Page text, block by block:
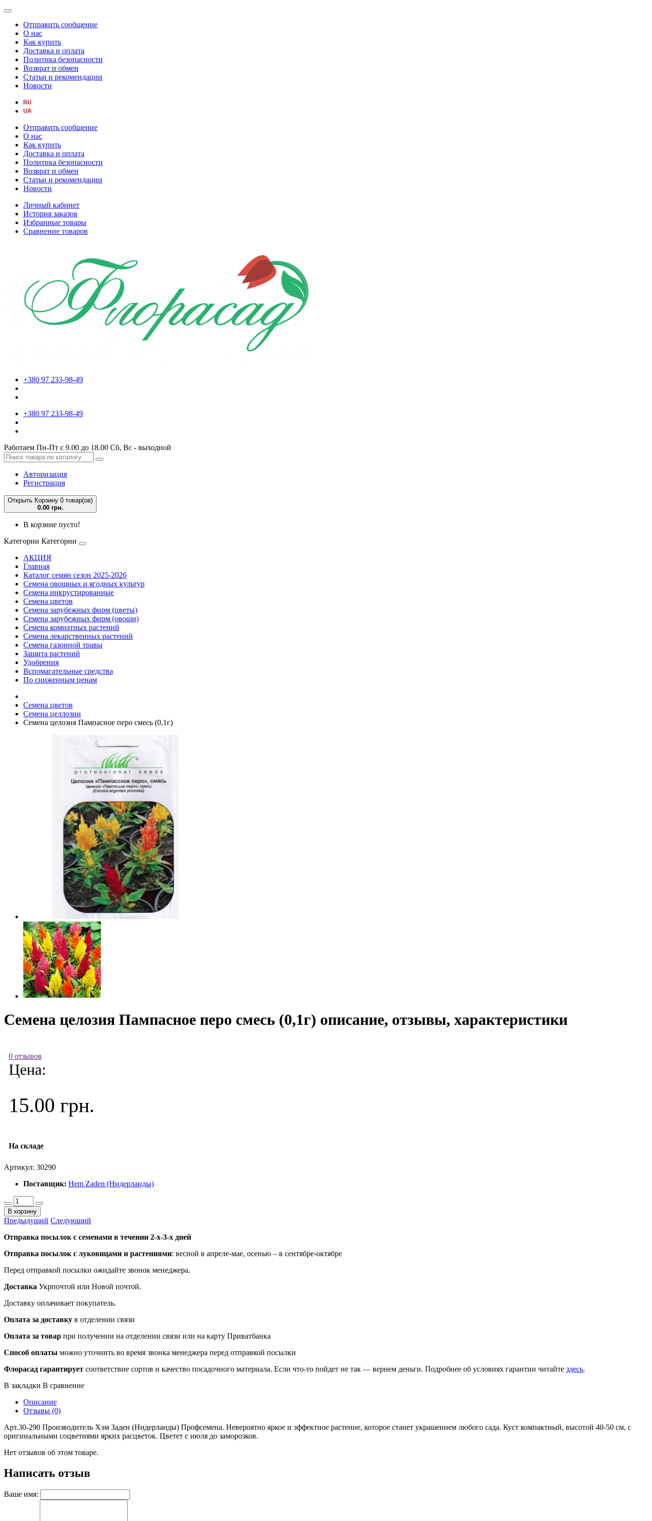
Отправить сообщение
О нас
Как купить
Доставка и оплата
Политика безопасности
Возврат и обмен
Статьи и рекомендации
Новости
Отправить сообщение
О нас
Как купить
Доставка и оплата
Политика безопасности
Возврат и обмен
Статьи и рекомендации
Новости
Личный кабинет
История заказов
Избранные товары
Сравнение товаров
+380 97 233-98-49
+380 97 233-98-49
Работаем Пн-Пт с 9.00 до 18.00 Сб, Вс - выходной
Авторизация
Регистрация
Открыть Корзину 0 товар(ов)
0.00 грн.
В корзине пусто!
Категории Категории
АКЦИЯ
Главная
Каталог семян сезон 2025-2026
Семена овощных и ягодных культур
Семена инкрустированные
Семена цветов
Семена зарубежных фирм (цветы)
Семена зарубежных фирм (овощи)
Семена комнатных растений
Семена лекарственных растений
Семена газонной травы
Защита растений
Удобрения
Вспомагательные средства
По сниженным ценам
Семена цветов
Семена целлозии
Семена целозия Пампасное перо смесь (0,1г)
Семена целозия Пампасное перо смесь (0,1г) описание, отзывы, характеристики
0 отзывов
Цена:
15.00 грн.
На складе
Артикул: 30290
Поставщик: Hem Zaden (Нидерланды)
В корзину
Предыдущий Следующий
Отправка посылок с семенами в течении 2-х-3-х дней
Отправка посылок с луковицами и растениями: весной в апреле-мае, осенью – в сентябре-октябре
Перед отправкой посылки ожидайте звонок менеджера.
Доставка Укрпочтой или Новой почтой.
Доставку оплачивает покупатель.
Оплата за доставку в отделении связи
Оплата за товар при получении на отделении связи или на карту Приватбанка
Способ оплаты можно уточнить во время звонка менеджера перед отправкой посылки
Флорасад гарантирует соответствие сортов и качество посадочного материала. Если что-то пойдет не так — вернем деньги. Подробнее об условиях гарантии читайте здесь.
В закладки В сравнение
Описание
Отзывы (0)
Арт.30-290 Производитель Хэм Заден (Нидерланды) Профсемена. Невероятно яркое и эффектное растение, которое станет украшением любого сада. Куст компактный, высотой 40-50 см, с
оригинальными соцветиями ярких расцветок. Цветет с июля до заморозков.
Нет отзывов об этом товаре.
Написать отзыв
Ваше имя: